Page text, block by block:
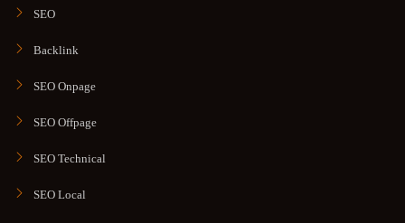
SEO
Backlink
SEO Onpage
SEO Offpage
SEO Technical
SEO Local